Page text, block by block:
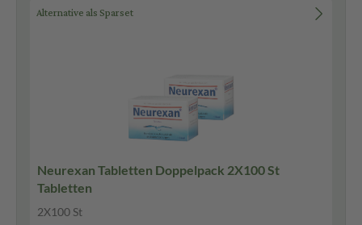
Alternative als Sparset
Neurexan Tabletten Doppelpack 2X100 St
Tabletten
2X100 St